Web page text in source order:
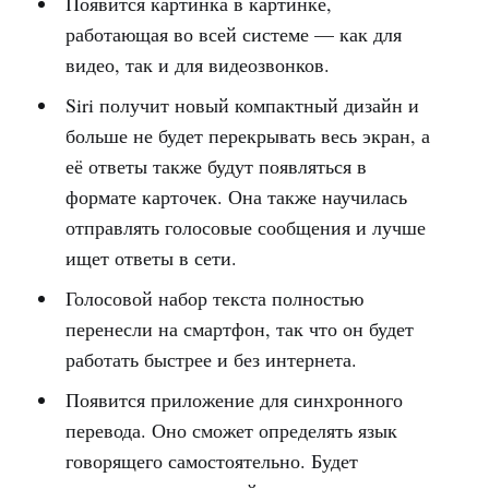
работающая во всей системе — как для
видео, так и для видеозвонков.
Siri получит новый компактный дизайн и
больше не будет перекрывать весь экран, а
её ответы также будут появляться в
формате карточек. Она также научилась
отправлять голосовые сообщения и лучше
ищет ответы в сети.
Голосовой набор текста полностью
перенесли на смартфон, так что он будет
работать быстрее и без интернета.
Появится приложение для синхронного
перевода. Оно сможет определять язык
говорящего самостоятельно. Будет